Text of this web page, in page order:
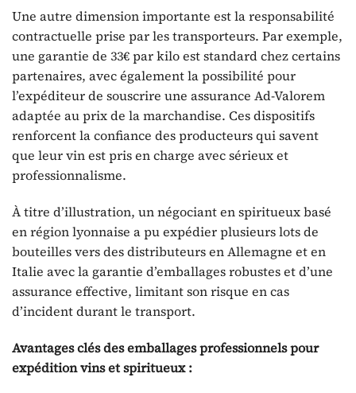
Une autre dimension importante est la responsabilité
contractuelle prise par les transporteurs. Par exemple,
une garantie de 33€ par kilo est standard chez certains
partenaires, avec également la possibilité pour
l’expéditeur de souscrire une assurance Ad-Valorem
adaptée au prix de la marchandise. Ces dispositifs
renforcent la confiance des producteurs qui savent
que leur vin est pris en charge avec sérieux et
professionnalisme.
À titre d’illustration, un négociant en spiritueux basé
en région lyonnaise a pu expédier plusieurs lots de
bouteilles vers des distributeurs en Allemagne et en
Italie avec la garantie d’emballages robustes et d’une
assurance effective, limitant son risque en cas
d’incident durant le transport.
Avantages clés des emballages professionnels pour
expédition vins et spiritueux :